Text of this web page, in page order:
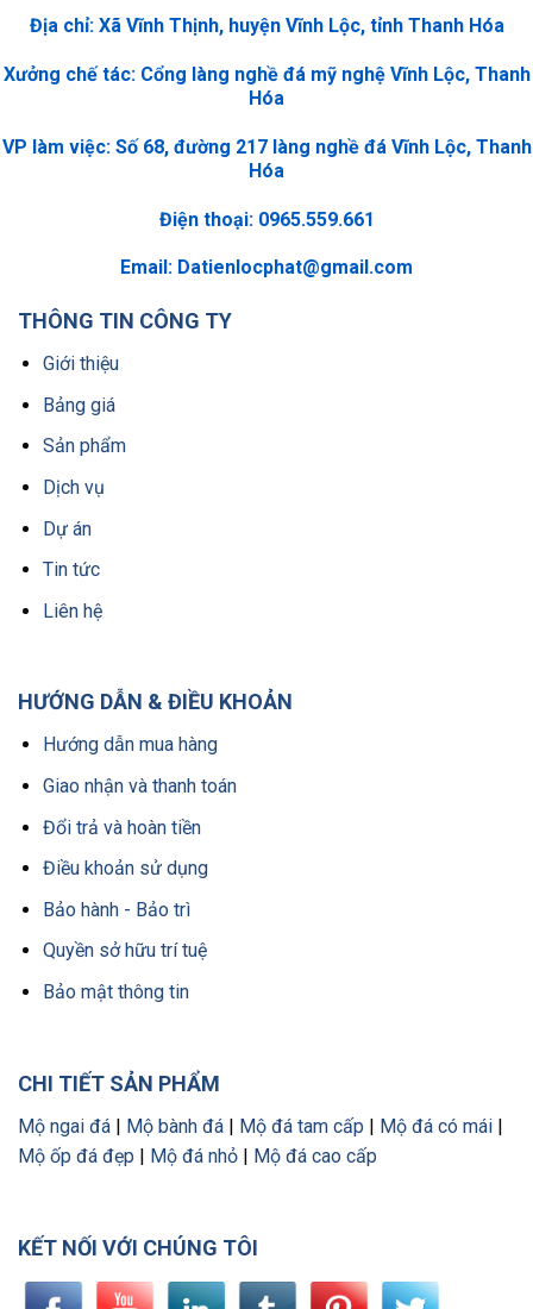
Địa chỉ: Xã Vĩnh Thịnh, huyện Vĩnh Lộc, tỉnh Thanh Hóa
Xưởng chế tác: Cổng làng nghề đá mỹ nghệ Vĩnh Lộc, Thanh
Hóa
VP làm việc: Số 68, đường 217 làng nghề đá Vĩnh Lộc, Thanh
Hóa
Điện thoại: 0965.559.661
Email: Datienlocphat@gmail.com
THÔNG TIN CÔNG TY
Giới thiệu
Bảng giá
Sản phẩm
Dịch vụ
Dự án
Tin tức
Liên hệ
HƯỚNG DẪN & ĐIỀU KHOẢN
Hướng dẫn mua hàng
Giao nhận và thanh toán
Đổi trả và hoàn tiền
Điều khoản sử dụng
Bảo hành - Bảo trì
Quyền sở hữu trí tuệ
Bảo mật thông tin
CHI TIẾT SẢN PHẨM
Mộ ngai đá | Mộ bành đá | Mộ đá tam cấp | Mộ đá có mái |
Mộ ốp đá đẹp | Mộ đá nhỏ | Mộ đá cao cấp
KẾT NỐI VỚI CHÚNG TÔI